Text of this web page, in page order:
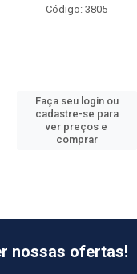
Código: 3805
Faça seu login ou
cadastre-se para
ver preços e
comprar
nossas ofertas!